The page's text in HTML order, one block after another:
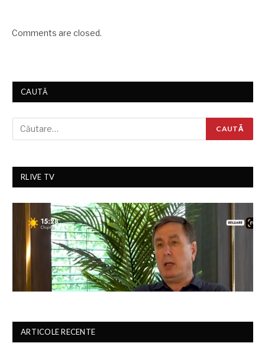
Comments are closed.
CAUTĂ
RLIVE TV
ARTICOLE RECENTE